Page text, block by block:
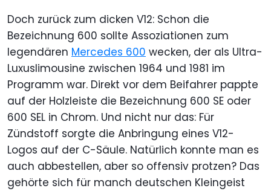
Doch zurück zum dicken V12: Schon die
Bezeichnung 600 sollte Assoziationen zum
legendären Mercedes 600 wecken, der als Ultra-
Luxuslimousine zwischen 1964 und 1981 im
Programm war. Direkt vor dem Beifahrer pappte
auf der Holzleiste die Bezeichnung 600 SE oder
600 SEL in Chrom. Und nicht nur das: Für
Zündstoff sorgte die Anbringung eines V12-
Logos auf der C-Säule. Natürlich konnte man es
auch abbestellen, aber so offensiv protzen? Das
gehörte sich für manch deutschen Kleingeist